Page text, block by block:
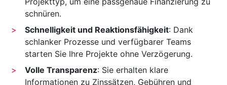
schnüren.
Schnelligkeit und Reaktionsfähigkeit: Dank
schlanker Prozesse und verfügbarer Teams
starten Sie Ihre Projekte ohne Verzögerung.
Volle Transparenz: Sie erhalten klare
Informationen zu Zinssätzen, Gebühren und